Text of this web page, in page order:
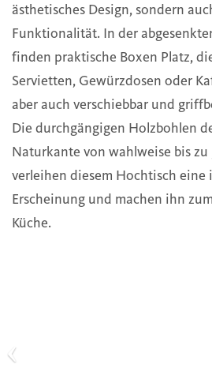
ästhetisches Design, sondern
Funktionalität. In der
finden praktische Boxen Platz,
Servietten, Gewürzdosen oder
aber auch verschiebbar und
Die durchgängigen Holzbohlen
Naturkante von wahlweise bis zu
verleihen diesem Hochtisch eine
Erscheinung und machen ihn
Küche.